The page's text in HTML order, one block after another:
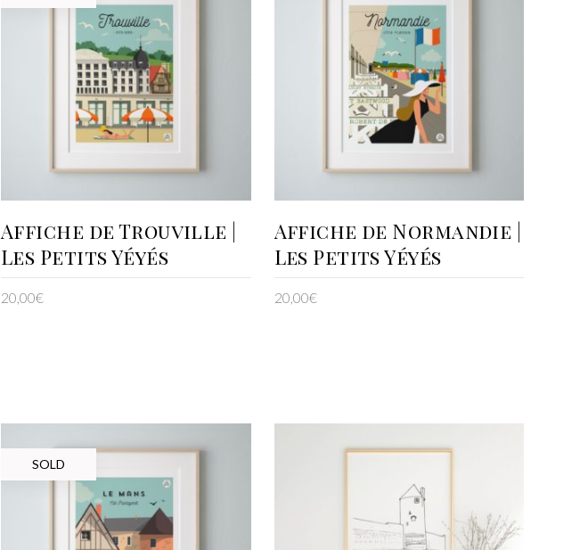
LIRE LA SUITE
Affiche de Trouville |
Les Petits Yéyés
20,00€
AJOUTER AU PANIER
Affiche de Normandie |
Les Petits Yéyés
20,00€
SOLD